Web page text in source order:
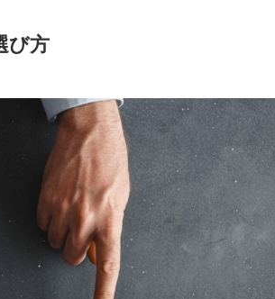
び方